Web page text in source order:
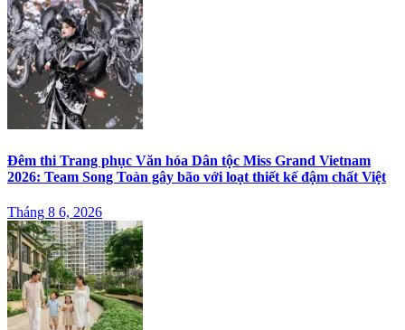
Đêm thi Trang phục Văn hóa Dân tộc Miss Grand Vietnam
2026: Team Song Toàn gây bão với loạt thiết kế đậm chất Việt
Tháng 8 6, 2026